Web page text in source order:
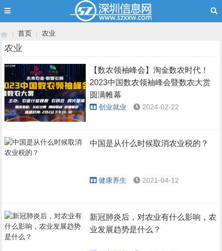
首页
›
农业
农业
【数农领袖峰会】淘金数农时代！
2023中国数农领袖峰会暨数农大赏
圆满帷幕
创业就业 2024-02-22
中国是从什么时候取消农业税的？
健康养生 2021-04-12
新冠肺炎后，对农业有什么影响，农
业发展趋势是什么？